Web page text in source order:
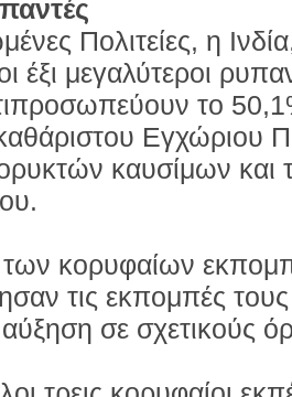
Πολιτείες, η
έξι μεγαλύτεροι
το
Εγχώριου
καυσίμων
κορυφαίων
τις εκπομπές
σε σχετικούς